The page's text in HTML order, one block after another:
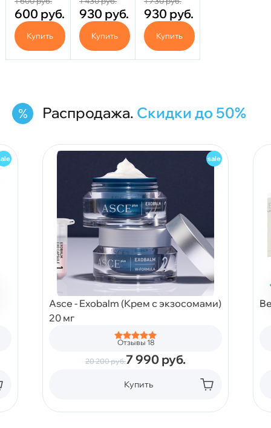
пилинг
50%
Glycolic
Peel, 10
мл.
600 руб.
Купить
- Retinoic
Jessner 8
мл
930 руб.
Купить
пилинг
Black
Carbon
Peel, 8 мл.
930 руб.
Купить
Распродажа. Скидки до 50%
Asce - Exobalm (Крем с экзосомами)
20 мг
Отзывы 18
20 200руб.7 990 руб.
Купить